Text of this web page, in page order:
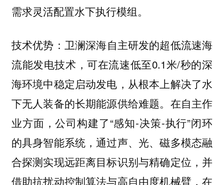
需求灵活配置水下执行模组。
技术优势： 卫澜深海自主研发的超低流速海
流能发电技术，可在流速低至0.1米/秒的深
海环境中稳定启动发电，从根本上解决了水
下无人装备的长期能源供给难题。在自主作
业方面，公司构建了“感知-决策-执行”闭环
的具身智能系统，通过声、光、磁多模态融
合探测实现远距离目标识别与精确定位，并
借助抗扰动控制算法与高自由度机械臂，在